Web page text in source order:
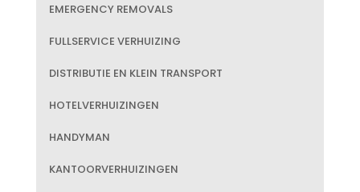
EMERGENCY REMOVALS
FULLSERVICE VERHUIZING
DISTRIBUTIE EN KLEIN TRANSPORT
HOTELVERHUIZINGEN
HANDYMAN
KANTOORVERHUIZINGEN